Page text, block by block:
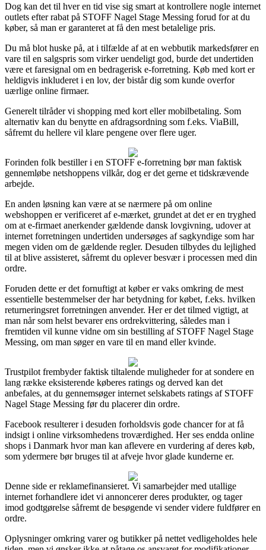
Dog kan det til hver en tid vise sig smart at kontrollere nogle internet
outlets efter rabat på STOFF Nagel Stage Messing forud for at du
køber, så man er garanteret at få den mest betalelige pris.
Du må blot huske på, at i tilfælde af at en webbutik markedsfører en
vare til en salgspris som virker uendeligt god, burde det undertiden
være et faresignal om en bedragerisk e-forretning. Køb med kort er
heldigvis inkluderet i en lov, der bistår dig som kunde overfor
uærlige online firmaer.
Generelt tilråder vi shopping med kort eller mobilbetaling. Som
alternativ kan du benytte en afdragsordning som f.eks. ViaBill,
såfremt du hellere vil klare pengene over flere uger.
Forinden folk bestiller i en STOFF e-forretning bør man faktisk
gennemløbe netshoppens vilkår, dog er det gerne et tidskrævende
arbejde.
En anden løsning kan være at se nærmere på om online
webshoppen er verificeret af e-mærket, grundet at det er en tryghed
om at e-firmaet anerkender gældende dansk lovgivning, udover at
internet forretningen undertiden undersøges af sagkyndige som har
megen viden om de gældende regler. Desuden tilbydes du lejlighed
til at blive assisteret, såfremt du oplever besvær i processen med din
ordre.
Foruden dette er det fornuftigt at køber er vaks omkring de mest
essentielle bestemmelser der har betydning for købet, f.eks. hvilken
returneringsret forretningen anvender. Her er det tilmed vigtigt, at
man når som helst bevarer ens ordrekvittering, således man i
fremtiden vil kunne vidne om sin bestilling af STOFF Nagel Stage
Messing, om man søger en vare til en mand eller kvinde.
Trustpilot frembyder faktisk tiltalende muligheder for at sondere en
lang række eksisterende køberes ratings og derved kan det
anbefales, at du gennemsøger internet selskabets ratings af STOFF
Nagel Stage Messing før du placerer din ordre.
Facebook resulterer i desuden forholdsvis gode chancer for at få
indsigt i online virksomhedens troværdighed. Her ses endda online
shops i Danmark hvor man kan aflevere en vurdering af deres køb,
som ydermere bør bruges til at afveje hvor glade kunderne er.
Denne side er reklamefinansieret. Vi samarbejder med utallige
internet forhandlere idet vi annoncerer deres produkter, og tager
imod godtgørelse såfremt de besøgende vi sender videre fuldfører en
ordre.
Oplysninger omkring varer og butikker på nettet vedligeholdes hele